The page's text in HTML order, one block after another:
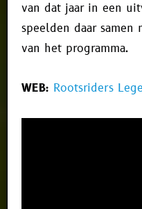
van dat jaar in een
speelden daar
van het programma.
WEB: Rootsriders